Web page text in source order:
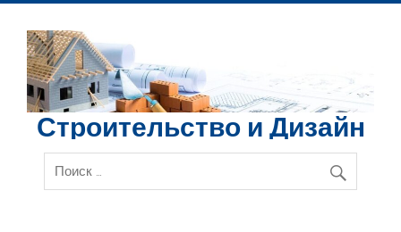
Перейти
содержимому
Строительство и Дизайн